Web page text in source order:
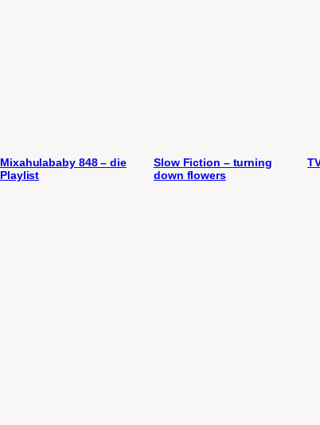
Mixahulababy 848 – die
Playlist
Slow Fiction – turning
down flowers